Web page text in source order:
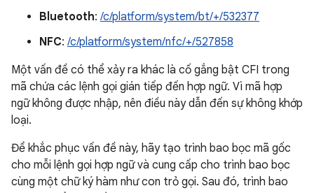
Bluetooth: /c/platform/system/bt/+/532377
NFC: /c/platform/system/nfc/+/527858
Một vấn đề có thể xảy ra khác là cố gắng bật CFI trong
mã chứa các lệnh gọi gián tiếp đến hợp ngữ. Vì mã hợp
ngữ không được nhập, nên điều này dẫn đến sự không khớp
loại.
Để khắc phục vấn đề này, hãy tạo trình bao bọc mã gốc
cho mỗi lệnh gọi hợp ngữ và cung cấp cho trình bao bọc
cùng một chữ ký hàm như con trỏ gọi. Sau đó, trình bao